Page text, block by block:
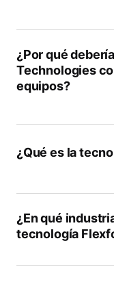
¿Por qué
Technologies
equipos?
¿Qué es la
¿En qué
tecnología